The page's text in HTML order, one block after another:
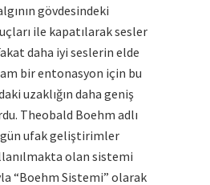
gövdesindeki
ile kapatılarak sesler
daha iyi seslerin elde
bir entonasyon için bu
uzaklığın daha geniş
Theobald Boehm adlı
ufak geliştirimler
olan sistemi
“Boehm Sistemi” olarak